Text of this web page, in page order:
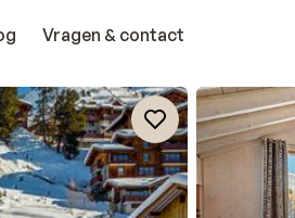
Vragen & contact